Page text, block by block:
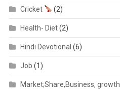
Cricket (2)
Health- Diet(2)
Hindi Devotional (6)
Job (1)
Market;Share,Business, growth